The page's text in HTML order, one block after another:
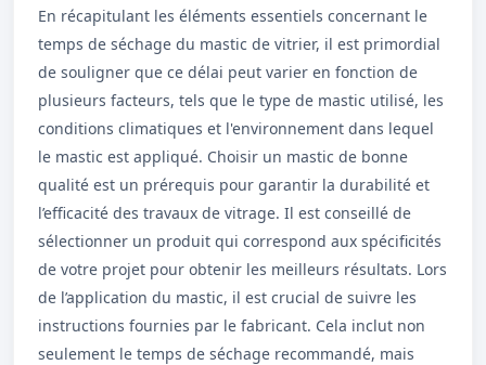
En récapitulant les éléments essentiels concernant le
temps de séchage du mastic de vitrier, il est primordial
de souligner que ce délai peut varier en fonction de
plusieurs facteurs, tels que le type de mastic utilisé, les
conditions climatiques et l'environnement dans lequel
le mastic est appliqué. Choisir un mastic de bonne
qualité est un prérequis pour garantir la durabilité et
l’efficacité des travaux de vitrage. Il est conseillé de
sélectionner un produit qui correspond aux spécificités
de votre projet pour obtenir les meilleurs résultats. Lors
de l’application du mastic, il est crucial de suivre les
instructions fournies par le fabricant. Cela inclut non
seulement le temps de séchage recommandé, mais